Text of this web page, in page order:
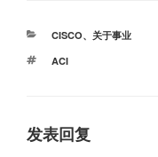
分
CISCO、 关于事业
标
ACI
发表回复